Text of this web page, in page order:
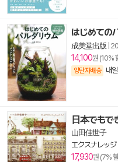
はじめての
成美堂出版
14,100원 (10%
양탄자배송 내
日本でもで
山田佳世子
エクスナレッジ|
17,930원 (7%